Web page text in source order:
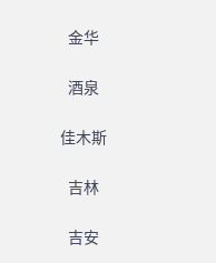
金华
酒泉
佳木斯
吉林
吉安